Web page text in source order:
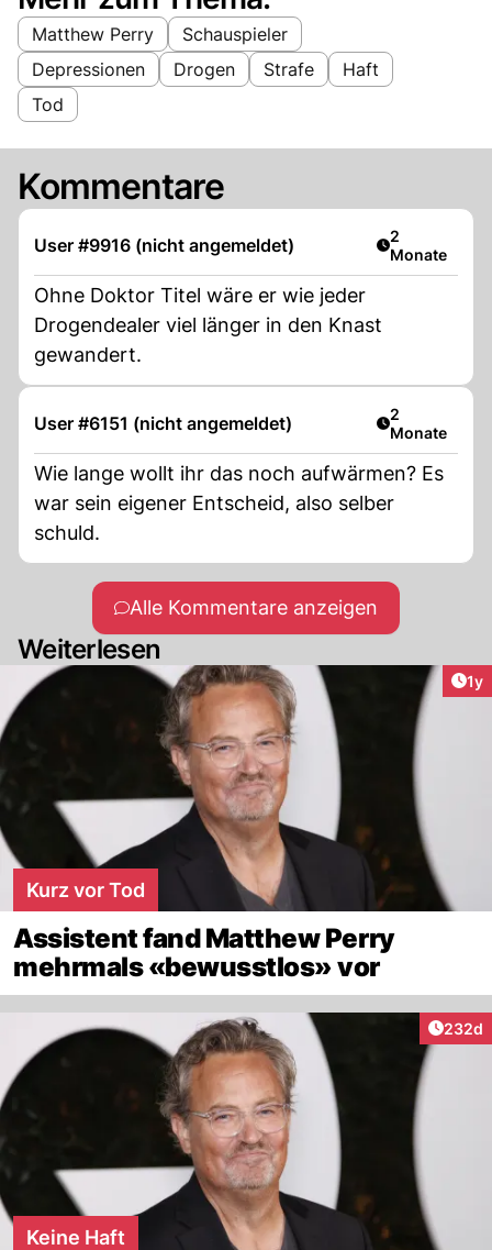
Matthew Perry
Schauspieler
Depressionen
Drogen Strafe
Haft
Tod
Kommentare
User #9916 (nicht angemeldet) Artikel
2
Monate
Ohne Doktor Titel wäre er wie jeder
Drogendealer viel länger in den Knast
gewandert.
User #6151 (nicht angemeldet) Artikel
2
Monate
Wie lange wollt ihr das noch aufwärmen? Es
war sein eigener Entscheid, also selber
schuld.
Alle Kommentare anzeigen
Weiterlesen
1y
Kurz vor Tod
Assistent fand Matthew Perry
mehrmals «bewusstlos» vor
232d
Keine Haft